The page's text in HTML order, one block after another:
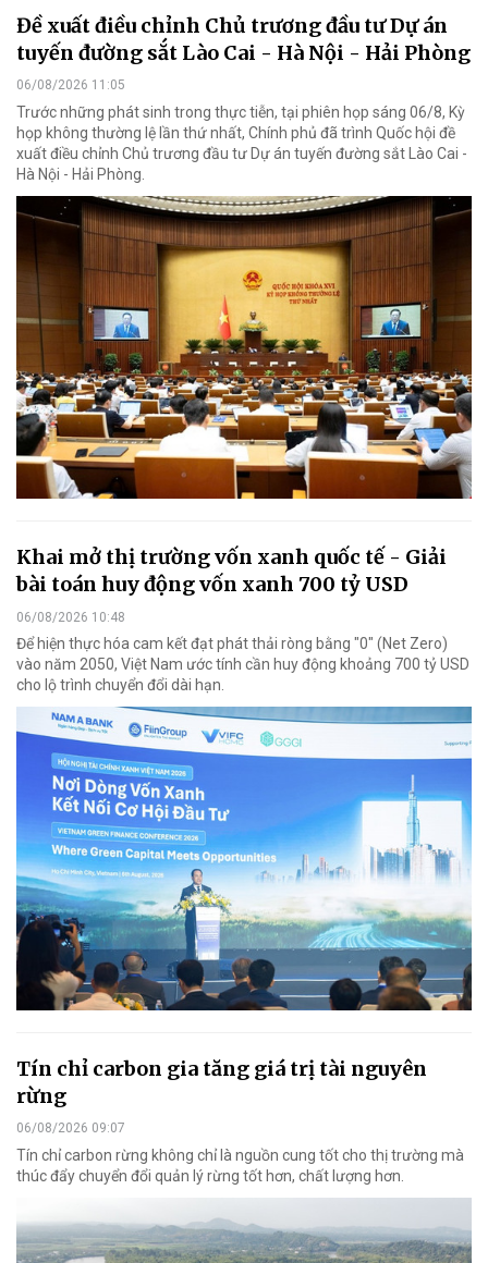
Đề xuất điều chỉnh Chủ trương đầu tư Dự án
tuyến đường sắt Lào Cai - Hà Nội - Hải Phòng
06/08/2026 11:05
Trước những phát sinh trong thực tiễn, tại phiên họp sáng 06/8, Kỳ
họp không thường lệ lần thứ nhất, Chính phủ đã trình Quốc hội đề
xuất điều chỉnh Chủ trương đầu tư Dự án tuyến đường sắt Lào Cai -
Hà Nội - Hải Phòng.
Khai mở thị trường vốn xanh quốc tế - Giải
bài toán huy động vốn xanh 700 tỷ USD
06/08/2026 10:48
Để hiện thực hóa cam kết đạt phát thải ròng bằng "0" (Net Zero)
vào năm 2050, Việt Nam ước tính cần huy động khoảng 700 tỷ USD
cho lộ trình chuyển đổi dài hạn.
Tín chỉ carbon gia tăng giá trị tài nguyên
rừng
06/08/2026 09:07
Tín chỉ carbon rừng không chỉ là nguồn cung tốt cho thị trường mà
thúc đẩy chuyển đổi quản lý rừng tốt hơn, chất lượng hơn.